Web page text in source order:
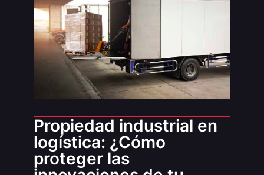
Propiedad industrial en
logística: ¿Cómo
proteger las